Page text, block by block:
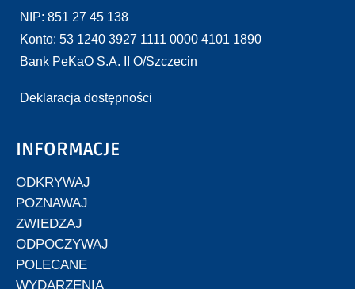
NIP: 851 27 45 138
Konto: 53 1240 3927 1111 0000 4101 1890
Bank PeKaO S.A. II O/Szczecin
Deklaracja dostępności
INFORMACJE
ODKRYWAJ
POZNAWAJ
ZWIEDZAJ
ODPOCZYWAJ
POLECANE
WYDARZENIA